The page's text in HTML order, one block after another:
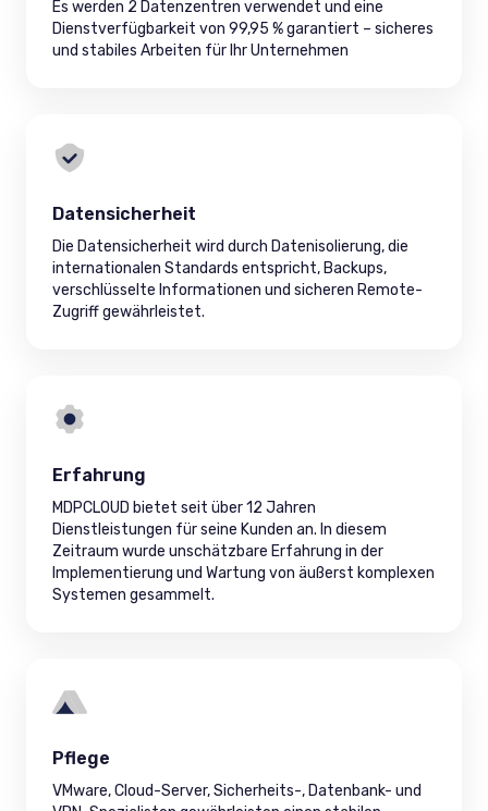
Es werden 2 Datenzentren verwendet und eine
Dienstverfügbarkeit von 99,95 % garantiert – sicheres
und stabiles Arbeiten für Ihr Unternehmen
Datensicherheit
Die Datensicherheit wird durch Datenisolierung, die
internationalen Standards entspricht, Backups,
verschlüsselte Informationen und sicheren Remote-
Zugriff gewährleistet.
Erfahrung
MDPCLOUD bietet seit über 12 Jahren
Dienstleistungen für seine Kunden an. In diesem
Zeitraum wurde unschätzbare Erfahrung in der
Implementierung und Wartung von äußerst komplexen
Systemen gesammelt.
Pflege
VMware, Cloud-Server, Sicherheits-, Datenbank- und